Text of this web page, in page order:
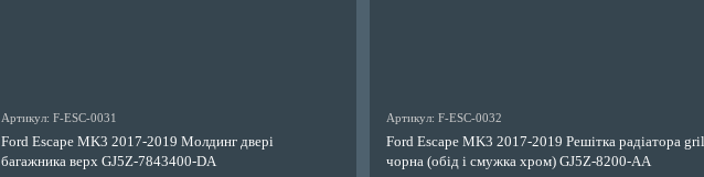
Артикул: F-ESC-0031
Ford Escape MK3 2017-2019 Молдинг двері
багажника верх GJ5Z-7843400-DA
Артикул: F-ESC-0032
Ford Escape MK3 2017-2019 Решітка радіатора
чорна (обід і смужка хром) GJ5Z-8200-AA